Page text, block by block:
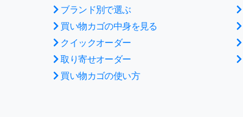
ブランド別で選ぶ
買い物カゴの中身を見る
クイックオーダー
取り寄せオーダー
買い物カゴの使い方